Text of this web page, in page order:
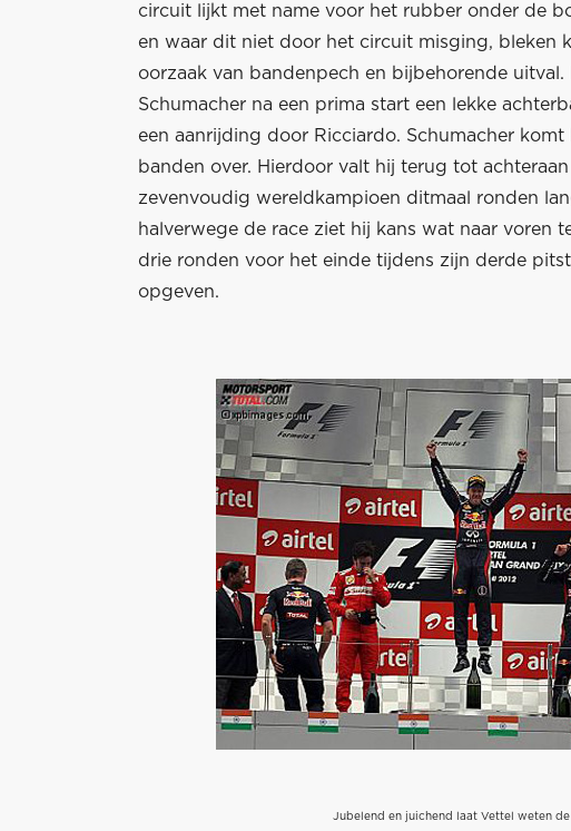
circuit lijkt met name voor het rubber onder de
en waar dit niet door het circuit misging, bleken
oorzaak van bandenpech en bijbehorende uitval.
Schumacher na een prima start een lekke
een aanrijding door Ricciardo. Schumacher
banden over. Hierdoor valt hij terug tot
zevenvoudig wereldkampioen ditmaal ronden
halverwege de race ziet hij kans wat naar voren
drie ronden voor het einde tijdens zijn derde
opgeven.
Jubelend en juichend laat Vettel weten